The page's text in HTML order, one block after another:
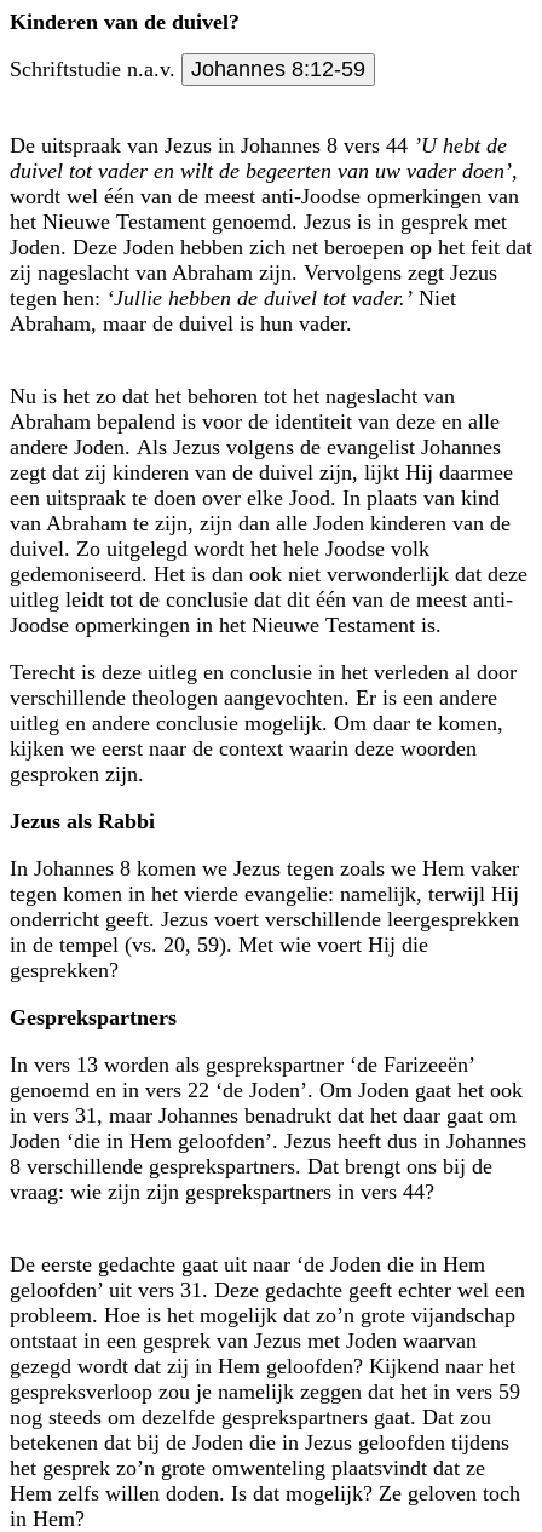
Kinderen van de duivel?
Schriftstudie n.a.v.
Johannes 8:12-59
De uitspraak van Jezus in Johannes 8 vers 44 ’U hebt de
duivel tot vader en wilt de begeerten van uw vader doen’,
wordt wel één van de meest anti-Joodse opmerkin­gen van
het Nieuwe Testament genoemd. Jezus is in gesprek met
Joden. Deze Joden hebben zich net beroepen op het feit dat
zij nageslacht van Abraham zijn. Vervol­gens zegt Jezus
tegen hen: ‘Jullie hebben de duivel tot vader.’ Niet
Abraham, maar de duivel is hun vader.
Nu is het zo dat het behoren tot het nageslacht van
Abraham bepalend is voor de identiteit van deze en alle
andere Joden. Als Jezus volgens de evangelist Johannes
zegt dat zij kinderen van de duivel zijn, lijkt Hij daarmee
een uitspraak te doen over elke Jood. In plaats van kind
van Abraham te zijn, zijn dan alle Joden kinderen van de
duivel. Zo uitgelegd wordt het hele Joodse volk
gedemoniseerd. Het is dan ook niet verwonderlijk dat deze
uitleg leidt tot de conclusie dat dit één van de meest anti-
Joodse opmerkingen in het Nieuwe Testament is.
Terecht is deze uitleg en conclusie in het verleden al door
verschillende theo­logen aangevochten. Er is een andere
uitleg en andere conclusie mogelijk. Om daar te komen,
kijken we eerst naar de context waarin deze woorden
gesproken zijn.
Jezus als Rabbi
In Johannes 8 komen we Jezus tegen zoals we Hem vaker
tegen komen in het vierde evangelie: namelijk, terwijl Hij
onderricht geeft. Jezus voert verschillende leer­gesprekken
in de tempel (vs. 20, 59). Met wie voert Hij die
gesprekken?
Gesprekspartners
In vers 13 worden als gesprekspartner ‘de Farizeeën’
genoemd en in vers 22 ‘de Joden’. Om Joden gaat het ook
in vers 31, maar Johannes benadrukt dat het daar gaat om
Joden ‘die in Hem geloofden’. Jezus heeft dus in Johannes
8 verschillende gesprekspartners. Dat brengt ons bij de
vraag: wie zijn zijn gesprekspartners in vers 44?
De eerste gedachte gaat uit naar ‘de Joden die in Hem
geloofden’ uit vers 31. Deze gedachte geeft echter wel een
probleem. Hoe is het mogelijk dat zo’n grote vijand­schap
ontstaat in een gesprek van Jezus met Joden waarvan
gezegd wordt dat zij in Hem geloofden? Kijkend naar het
gespreksverloop zou je namelijk zeggen dat het in vers 59
nog steeds om dezelfde gesprekspartners gaat. Dat zou
betekenen dat bij de Joden die in Jezus geloofden tijdens
het gesprek zo’n grote omwenteling plaatsvindt dat ze
Hem zelfs willen doden. Is dat mogelijk? Ze geloven toch
in Hem?